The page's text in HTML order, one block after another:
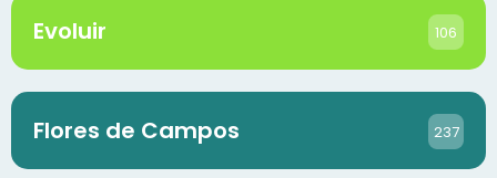
Evoluir 106
Flores de Campos 237